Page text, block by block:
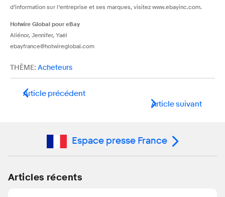
d’information sur l’entreprise et ses marques, visitez www.ebayinc.com.
Hotwire Global pour eBay
Aliénor, Jennifer, Yaël
ebayfrance@hotwireglobal.com
THÈME: Acheteurs
Article précédent
Article suivant
Espace presse France
Articles récents